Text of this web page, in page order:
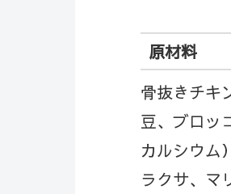
原材料
骨抜きチキ
豆、ブロッ
カルシウム
ラクサ、マ